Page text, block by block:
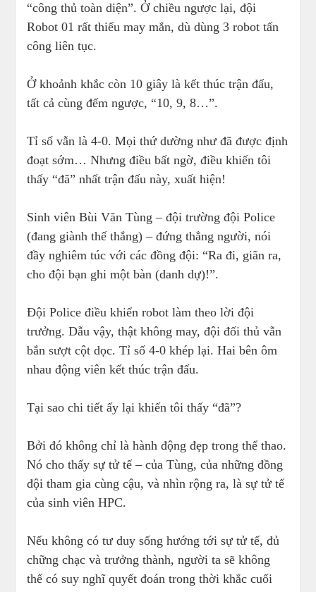
“công thủ toàn diện”. Ở chiều ngược lại, đội
Robot 01 rất thiếu may mắn, dù dùng 3 robot tấn
công liên tục.
Ở khoảnh khắc còn 10 giây là kết thúc trận đấu,
tất cả cùng đếm ngược, “10, 9, 8…”.
Tỉ số vẫn là 4-0. Mọi thứ dường như đã được định
đoạt sớm… Nhưng điều bất ngờ, điều khiến tôi
thấy “đã” nhất trận đấu này, xuất hiện!
Sinh viên Bùi Văn Tùng – đội trường đội Police
(đang giành thế thắng) – đứng thẳng người, nói
đầy nghiêm túc với các đồng đội: “Ra đi, giãn ra,
cho đội bạn ghi một bàn (danh dự)!”.
Đội Police điều khiển robot làm theo lời đội
trưởng. Dẫu vậy, thật không may, đội đối thủ vẫn
bắn sượt cột dọc. Tỉ số 4-0 khép lại. Hai bên ôm
nhau động viên kết thúc trận đấu.
Tại sao chi tiết ấy lại khiến tôi thấy “đã”?
Bởi đó không chỉ là hành động đẹp trong thể thao.
Nó cho thấy sự tử tế – của Tùng, của những đồng
đội tham gia cùng cậu, và nhìn rộng ra, là sự tử tế
của sinh viên HPC.
Nếu không có tư duy sống hướng tới sự tử tế, đủ
chững chạc và trưởng thành, người ta sẽ không
thể có suy nghĩ quyết đoán trong thời khắc cuối